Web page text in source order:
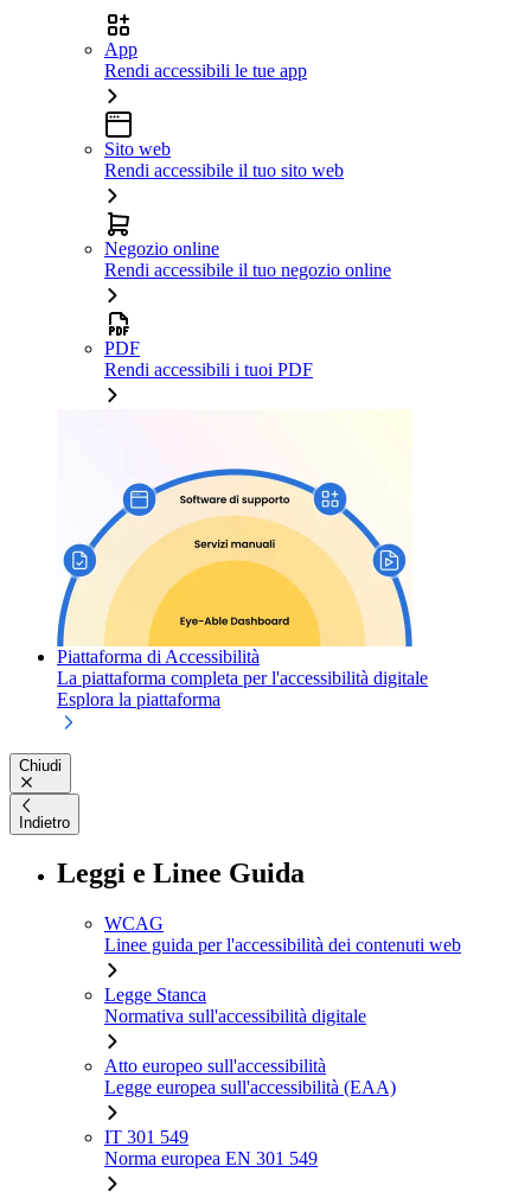
App
Rendi accessibili le tue app
Sito web
Rendi accessibile il tuo sito web
Negozio online
Rendi accessibile il tuo negozio online
PDF
Rendi accessibili i tuoi PDF
Piattaforma di Accessibilità
La piattaforma completa per l'accessibilità digitale
Esplora la piattaforma
Chiudi
Indietro
Leggi e Linee Guida
WCAG
Linee guida per l'accessibilità dei contenuti web
Legge Stanca
Normativa sull'accessibilità digitale
Atto europeo sull'accessibilità
Legge europea sull'accessibilità (EAA)
IT 301 549
Norma europea EN 301 549